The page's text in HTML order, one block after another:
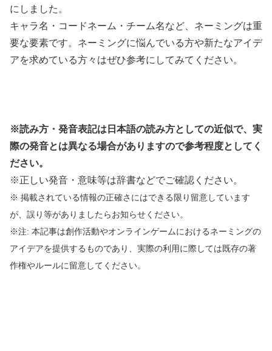
にしました。
キャラ名・コードネーム・チーム名など、ネーミングは重
要な要素です。ネーミングに悩んでいる方や新たなアイデ
アを求めている方々はぜひ参考にしてみてください。
※読み方・発音表記は日本語の読み方としての近似で、実
際の発音とは異なる場合がありますので参考程度としてく
ださい。
※正しい発音・意味等は辞書などでご確認ください。
※ 掲載されている情報の正確さにはできる限り留意しています
が、誤り等がありましたらお知らせください。
※注: 本記事は創作活動やオンラインゲームにおけるネーミングの
アイデアを提供するものであり、実際の利用に際しては既存の著
作権やルールに留意してください。